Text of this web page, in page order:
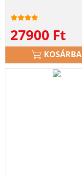
27900 Ft
KOSÁRBA